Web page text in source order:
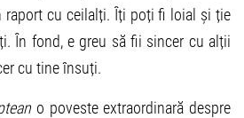
raport cu ceilalți. Îți poți fi loial și ție
În fond, e greu să fii sincer cu alții
cu tine însuți.
o poveste extraordinară despre